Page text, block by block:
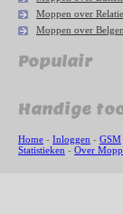
Moppen over
Moppen over Belgen
Populair
Handige
Home - Inloggen - GSM
Statistieken - Over